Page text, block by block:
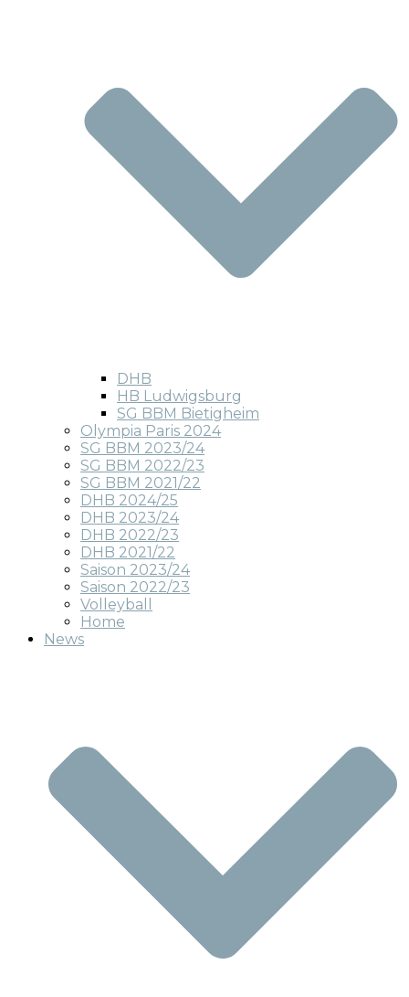
DHB
HB Ludwigsburg
SG BBM Bietigheim
Olympia Paris 2024
SG BBM 2023/24
SG BBM 2022/23
SG BBM 2021/22
DHB 2024/25
DHB 2023/24
DHB 2022/23
DHB 2021/22
Saison 2023/24
Saison 2022/23
Volleyball
Home
News